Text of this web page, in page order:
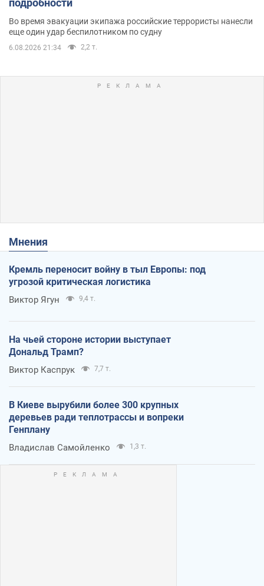
Во время эвакуации экипажа российские террористы нанесли
еще один удар беспилотником по судну
6.08.2026 21:34 2,2 т.
Мнения
Кремль переносит войну в тыл Европы: под
угрозой критическая логистика
Виктор Ягун 9,4 т.
На чьей стороне истории выступает
Дональд Трамп?
Виктор Каспрук 7,7 т.
В Киеве вырубили более 300 крупных
деревьев ради теплотрассы и вопреки
Генплану
Владислав Самойленко 1,3 т.